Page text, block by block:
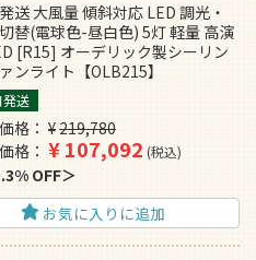
送 大風量 傾斜対応 LED 調光・
替(電球色-昼白色) 5灯 軽量 高演
[R15] オーデリック製シーリン
ンライト【OLB215】
発送
格 ¥219,780
格
¥107,092 税込
OFF
お気に入りに追加